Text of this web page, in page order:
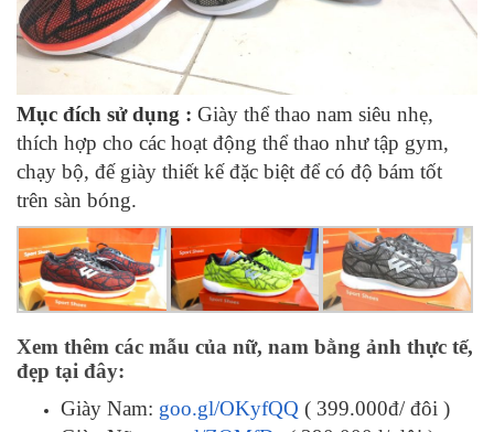
Mục đích sử dụng : Giày thể thao nam siêu nhẹ,
thích hợp cho các hoạt động thể thao như tập gym,
chạy bộ, đế giày thiết kế đặc biệt để có độ bám tốt
trên sàn bóng.
Xem thêm các mẫu của nữ, nam bằng ảnh thực tế,
đẹp tại đây:
Giày Nam: goo.gl/OKyfQQ ( 399.000đ/ đôi )